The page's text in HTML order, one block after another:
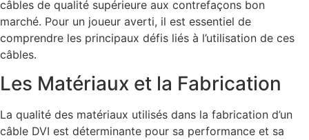
câbles de qualité supérieure aux contrefaçons bon
marché. Pour un joueur averti, il est essentiel de
comprendre les principaux défis liés à l’utilisation de ces
câbles.
Les Matériaux et la Fabrication
La qualité des matériaux utilisés dans la fabrication d’un
câble DVI est déterminante pour sa performance et sa